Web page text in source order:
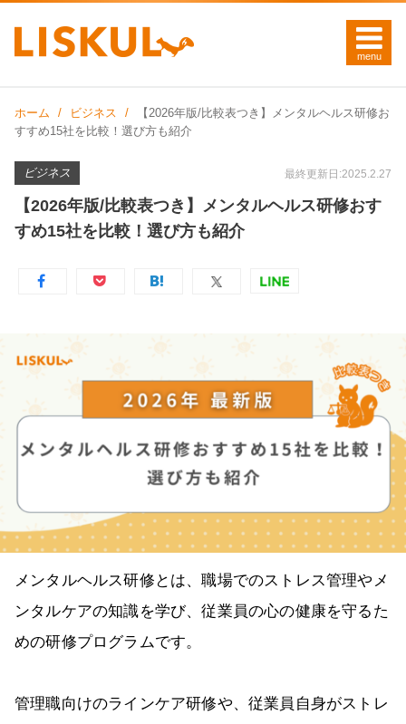
ホーム ビジネス
【2026年版/比較表つき】メンタルヘルス研修お
すすめ15社を比較！選び方も紹介
ビジネス 最終更新日:2025.2.27
【2026年版/比較表つき】メンタルヘルス研修おす
すめ15社を比較！選び方も紹介
メンタルヘルス研修とは、職場でのストレス管理やメ
ンタルケアの知識を学び、従業員の心の健康を守るた
めの研修プログラムです。
管理職向けのラインケア研修や、従業員自身がストレ